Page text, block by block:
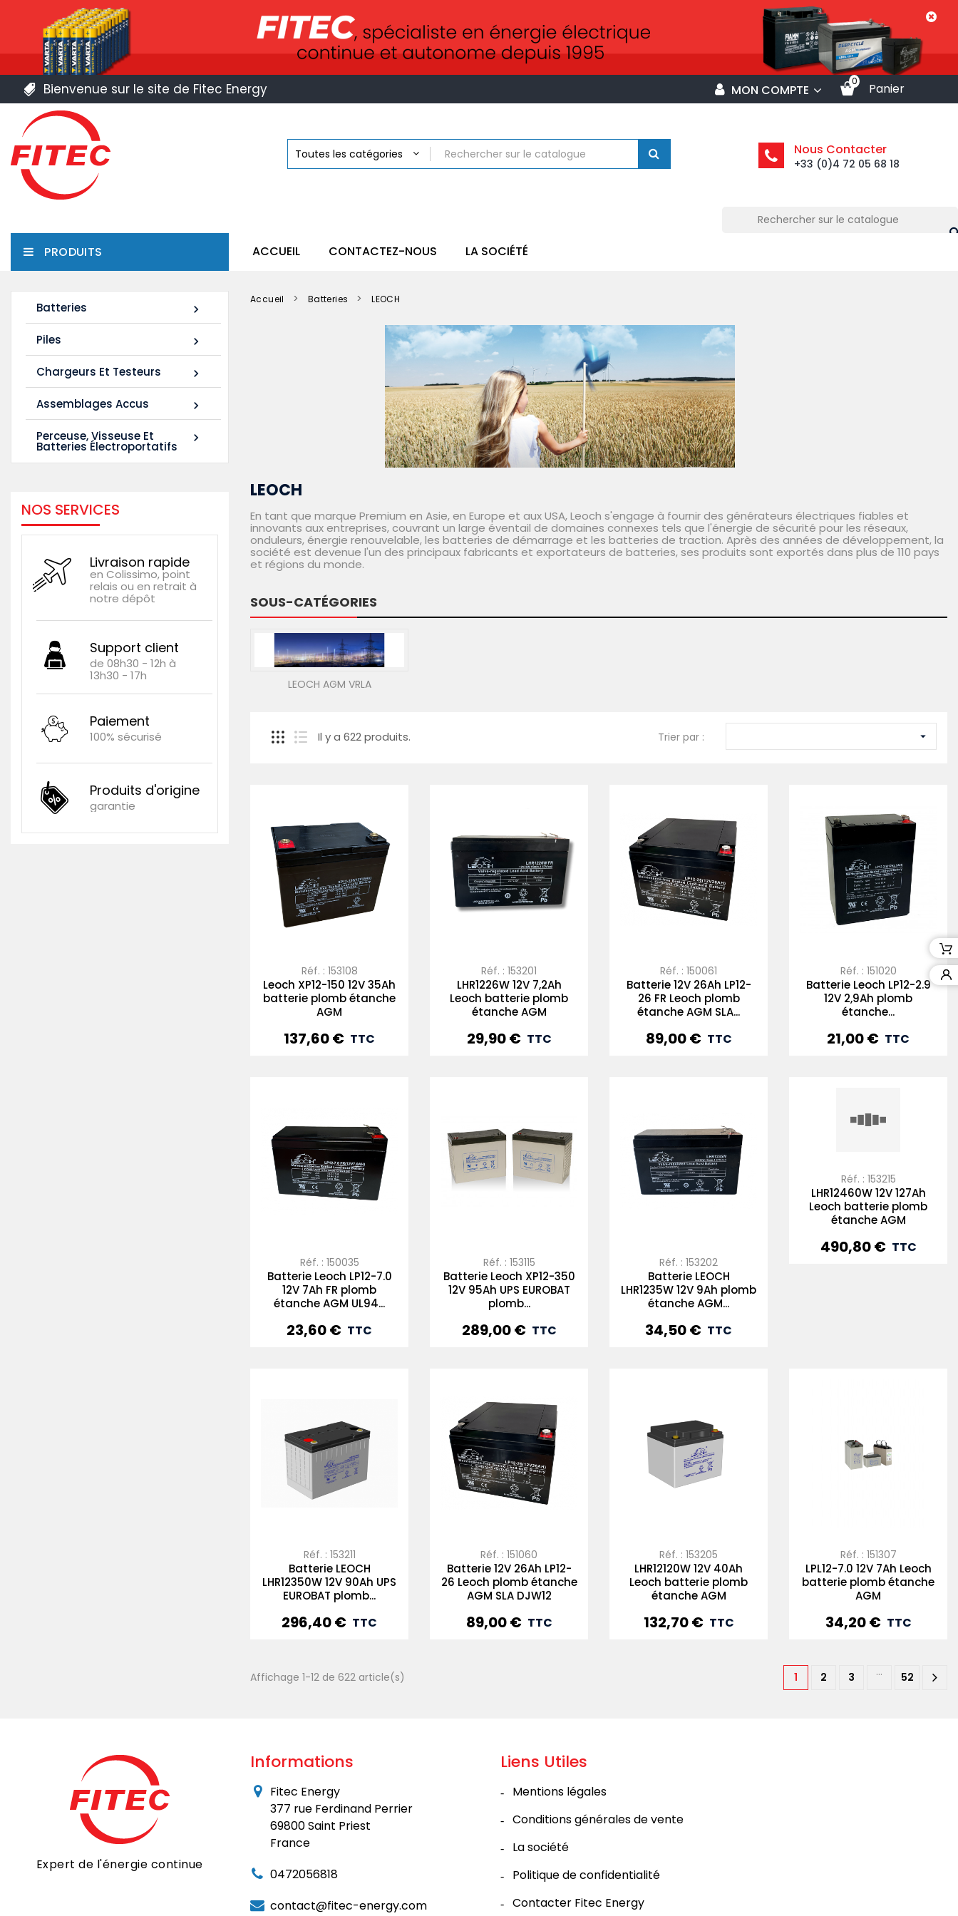
Bienvenue sur le site de Fitec Energy MON COMPTE Panier
0
Nous Contacter
+33 (0)4 72 05 68 18
ACCUEIL CONTACTEZ-NOUS LA SOCIÉTÉ
PRODUITS

Batteries

Piles

Chargeurs Et Testeurs

Assemblages Accus

Perceuse, Visseuse Et
Batteries Électroportatifs
NOS SERVICES
Livraison rapide
en Colissimo, point
relais ou en retrait à
notre dépôt
Support client
de 08h30 - 12h à
13h30 - 17h
Paiement
100% sécurisé
Produits d'origine
garantie
Accueil Batteries LEOCH
LEOCH
En tant que marque Premium en Asie, en Europe et aux USA, Leoch s'engage à fournir des générateurs électriques fiables et
innovants aux entreprises, couvrant un large éventail de domaines connexes tels que l'énergie de sécurité pour les réseaux,
onduleurs, énergie renouvelable, les batteries de démarrage et les batteries de traction. Après des années de développement, la
société est devenue l'un des principaux fabricants et exportateurs de batteries, ses produits sont exportés dans plus de 110 pays
et régions du monde.
SOUS-CATÉGORIES
LEOCH AGM VRLA
Il y a 622 produits. Trier par : 
Réf. : 153108
Leoch XP12-150 12V 35Ah
batterie plomb étanche
AGM
Prix
137,60 € TTC
Réf. : 153201
LHR1226W 12V 7,2Ah
Leoch batterie plomb
étanche AGM
Prix
29,90 € TTC
Réf. : 150061
Batterie 12V 26Ah LP12-
26 FR Leoch plomb
étanche AGM SLA...
Prix
89,00 € TTC
Réf. : 151020
Batterie Leoch LP12-2.9
12V 2,9Ah plomb
étanche...
Prix
21,00 € TTC
Réf. : 150035
Batterie Leoch LP12-7.0
12V 7Ah FR plomb
étanche AGM UL94...
Prix
23,60 € TTC
Réf. : 153115
Batterie Leoch XP12-350
12V 95Ah UPS EUROBAT
plomb...
Prix
289,00 € TTC
Réf. : 153202
Batterie LEOCH
LHR1235W 12V 9Ah plomb
étanche AGM...
Prix
34,50 € TTC
Réf. : 153215
LHR12460W 12V 127Ah
Leoch batterie plomb
étanche AGM
Prix
490,80 € TTC
Réf. : 153211
Batterie LEOCH
LHR12350W 12V 90Ah UPS
EUROBAT plomb...
Prix
296,40 € TTC
Réf. : 151060
Batterie 12V 26Ah LP12-
26 Leoch plomb étanche
AGM SLA DJW12
Prix
89,00 € TTC
Réf. : 153205
LHR12120W 12V 40Ah
Leoch batterie plomb
étanche AGM
Prix
132,70 € TTC
Réf. : 151307
LPL12-7.0 12V 7Ah Leoch
batterie plomb étanche
AGM
Prix
34,20 € TTC
Affichage 1-12 de 622 article(s) 1 2 3 … 52
Expert de l'énergie continue
Informations
Fitec Energy
377 rue Ferdinand Perrier
69800 Saint Priest
France
0472056818
contact@fitec-energy.com
Liens Utiles
Mentions légales
Conditions générales de vente
La société
Politique de confidentialité
Contacter Fitec Energy